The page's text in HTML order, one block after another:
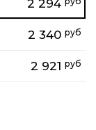
2 294
2 340 руб
2 921 руб